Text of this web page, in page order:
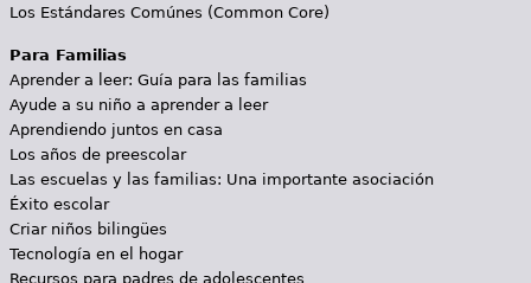
Los Estándares Comúnes (Common Core)
Para Familias
Aprender a leer: Guía para las familias
Ayude a su niño a aprender a leer
Aprendiendo juntos en casa
Los años de preescolar
Las escuelas y las familias: Una importante asociación
Éxito escolar
Criar niños bilingües
Tecnología en el hogar
Recursos para padres de adolescentes